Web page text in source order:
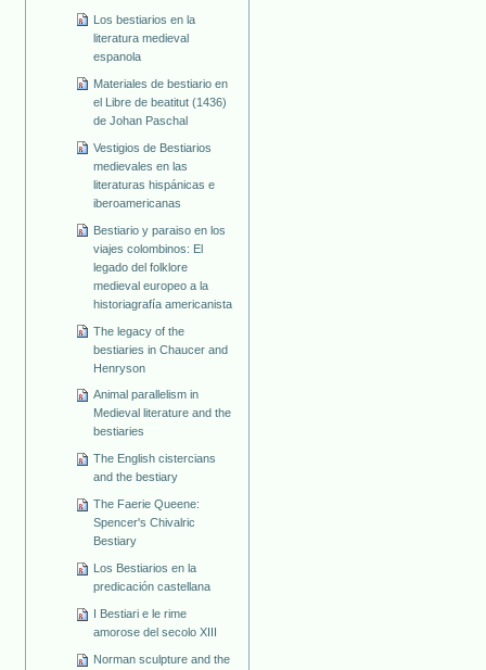
Los bestiarios en la
literatura medieval
espanola
Materiales de bestiario en
el Libre de beatitut (1436)
de Johan Paschal
Vestigios de Bestiarios
medievales en las
literaturas hispánicas e
iberoamericanas
Bestiario y paraiso en los
viajes colombinos: El
legado del folklore
medieval europeo a la
historiagrafía americanista
The legacy of the
bestiaries in Chaucer and
Henryson
Animal parallelism in
Medieval literature and the
bestiaries
The English cistercians
and the bestiary
The Faerie Queene:
Spencer's Chivalric
Bestiary
Los Bestiarios en la
predicación castellana
I Bestiari e le rime
amorose del secolo XIII
Norman sculpture and the